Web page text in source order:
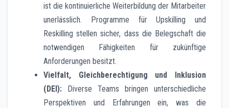
ist die kontinuierliche Weiterbildung der Mitarbeiter
unerlässlich. Programme für Upskilling und
Reskilling stellen sicher, dass die Belegschaft die
notwendigen Fähigkeiten für zukünftige
Anforderungen besitzt.
Vielfalt, Gleichberechtigung und Inklusion
(DEI): Diverse Teams bringen unterschiedliche
Perspektiven und Erfahrungen ein, was die